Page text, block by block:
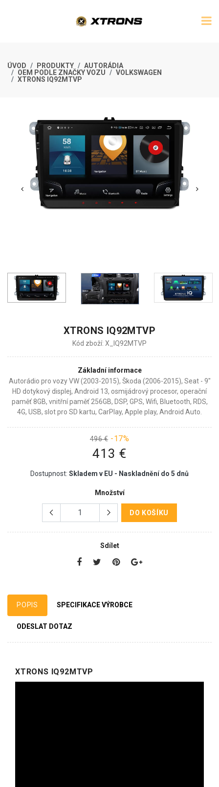
ÚVOD PRODUKTY
AUTORÁDIA
OEM PODLE ZNAČKY VOZU
VOLKSWAGEN
XTRONS IQ92MTVP
XTRONS IQ92MTVP
Kód zboží: X_IQ92MTVP
Základní informace
Autorádio pro vozy VW (2003-2015), Škoda (2006-2015), Seat - 9"
HD dotykový displej, Android 13, osmijádrový procesor, operační
paměť 8GB, vnitřní paměť 256GB, DSP, GPS, Wifi, Bluetooth, RDS,
4G, USB, slot pro SD kartu, CarPlay, Apple play, Android Auto.
496 € -17%
413 €
Dostupnost: Skladem v EU - Naskladnění do 5 dnů
Množství
DO KOŠÍKU
Sdílet
POPIS SPECIFIKACE VÝROBCE
ODESLAT DOTAZ
XTRONS IQ92MTVP